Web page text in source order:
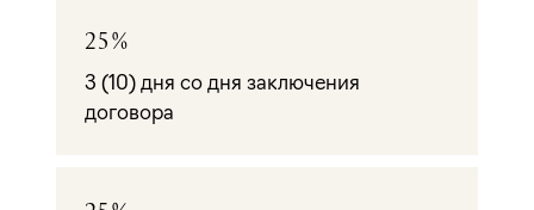
25%
3 (10) дня со дня заключения
договора